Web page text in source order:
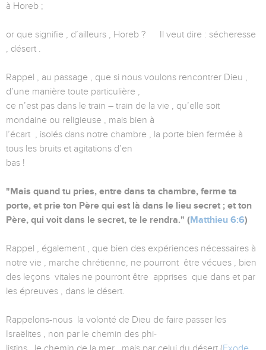
à Horeb ;
or que signifie , d’ailleurs , Horeb ? Il veut dire : sécheresse
, désert .
Rappel , au passage , que si nous voulons rencontrer Dieu ,
d’une manière toute particulière ,
ce n’est pas dans le train – train de la vie , qu’elle soit
mondaine ou religieuse , mais bien à
l’écart , isolés dans notre chambre , la porte bien fermée à
tous les bruits et agitations d’en
bas !
"Mais quand tu pries, entre dans ta chambre, ferme ta
porte, et prie ton Père qui est là dans le lieu secret ; et ton
Père, qui voit dans le secret, te le rendra." (Matthieu 6:6)
Rappel , également , que bien des expériences nécessaires à
notre vie , marche chrétienne, ne pourront être vécues , bien
des leçons vitales ne pourront être apprises que dans et par
les épreuves , dans le désert.
Rappelons-nous la volonté de Dieu de faire passer les
Israëlites , non par le chemin des phi-